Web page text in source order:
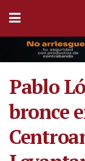
Pablo
bronce